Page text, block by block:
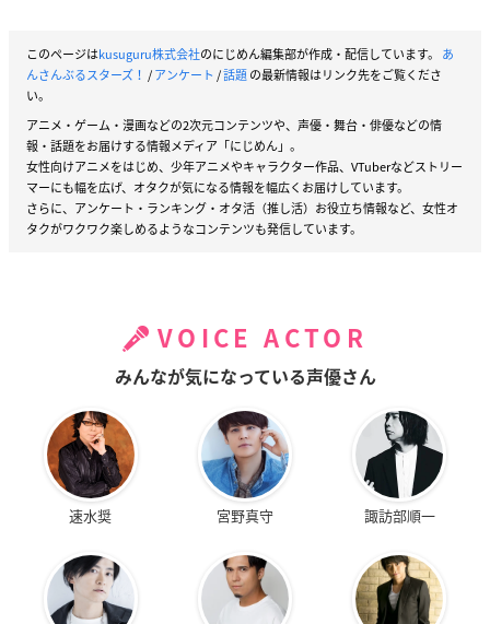
このページはkusuguru株式会社のにじめん編集部が作成・配信しています。 あ
んさんぶるスターズ！ /アンケート /話題の最新情報はリンク先をご覧くださ
い。
アニメ・ゲーム・漫画などの2次元コンテンツや、声優・舞台・俳優などの情
報・話題をお届けする情報メディア「にじめん」。
女性向けアニメをはじめ、少年アニメやキャラクター作品、VTuberなどストリー
マーにも幅を広げ、オタクが気になる情報を幅広くお届けしています。
さらに、アンケート・ランキング・オタ活（推し活）お役立ち情報など、女性オ
タクがワクワク楽しめるようなコンテンツも発信しています。
VOICE ACTOR
みんなが気になっている声優さん
速水奨 宮野真守 諏訪部順一